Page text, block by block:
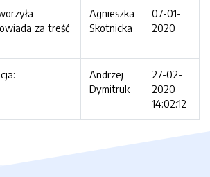
za treść
Agnieszka
Skotnicka
07-01-
2020
Andrzej
Dymitruk
27-02-
2020
14:02:12